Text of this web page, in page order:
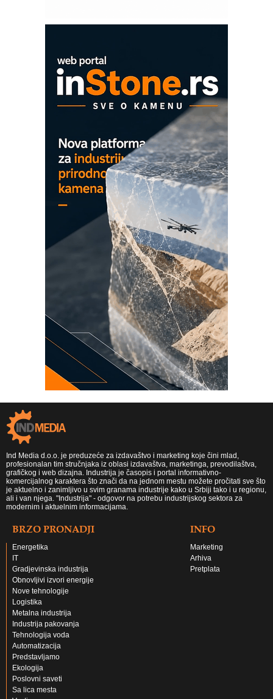
EVOKS Maintenance Management
ROSA i SCHUNK podižu proizvodnju
na viši nivo
Detekcija različitih oblika
MAREX - Lim i mašine za savremena
Ind Media d.o.o. je preduzeće za izdavaštvo i marketing koje čini mlad,
profesionalan tim stručnjaka iz oblasi izdavaštva, marketinga, prevodilaštva,
grafičkog i web dizajna. Industrija je časopis i portal informativno-
komercijalnog karaktera što znači da na jednom mestu možete pročitati sve što
je aktuelno i zanimljivo u svim granama industrije kako u Srbiji tako i u regionu,
ali i van njega. "Industrija" - odgovor na potrebu industrijskog sektora za
modernim i aktuelnim informacijama.
BRZO PRONADJI
Energetika
IT
Gradjevinska industrija
Obnovljivi izvori energije
Nove tehnologije
Logistika
Metalna industrija
Industrija pakovanja
Tehnologija voda
Automatizacija
Predstavljamo
Ekologija
Poslovni saveti
Sa lica mesta
INFO
Marketing
Arhiva
Pretplata